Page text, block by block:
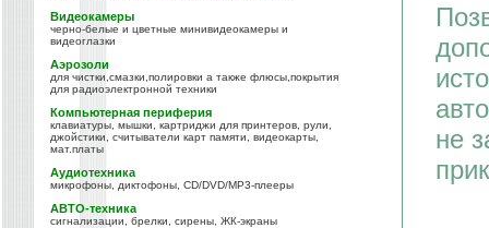
Видеокамеры
черно-белые и цветные минивидеокамеры и
видеоглазки
Аэрозоли
для чистки,смазки,полировки а также флюсы,покрытия
для радиоэлектронной техники
Компьютерная периферия
клавиатуры, мышки, картриджи для принтеров, рули,
джойстики, считыватели карт памяти, видеокарты,
мат.платы
Аудиотехника
микрофоны, диктофоны, CD/DVD/MP3-плееры
АВТО-техника
сигнализации, брелки, сирены, ЖК-экраны
не